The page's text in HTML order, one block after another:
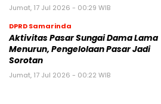
Jumat, 17 Jul 2026 - 00:29 WIB
DPRD Samarinda
Aktivitas Pasar Sungai Dama Lama
Menurun, Pengelolaan Pasar Jadi
Sorotan
Jumat, 17 Jul 2026 - 00:22 WIB